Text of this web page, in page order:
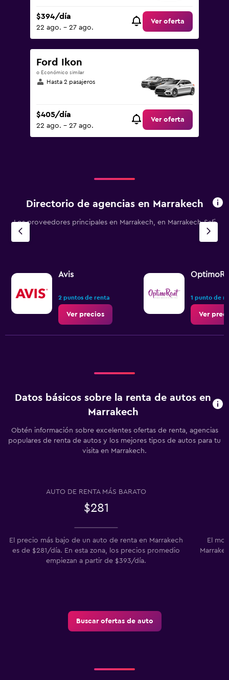
$394/día
22 ago. - 27 ago.
Ver oferta
Ford Ikon
o Económico similar
Hasta 2 pasajeros
$405/día
22 ago. - 27 ago.
Ver oferta
Directorio de agencias en Marrakech
Los proveedores principales en Marrakech, en Marrakech-Safi
Avis
2 puntos de renta
Ver precios
1 punto de
Ver
Datos básicos sobre la renta de autos en
Marrakech
Obtén información sobre excelentes ofertas de renta, agencias
populares de renta de autos y los mejores tipos de autos para tu
visita en Marrakech.
AUTO DE RENTA MÁS BARATO
$281
El precio más bajo de un auto de renta en Marrakech
es de $281/día. En esta zona, los precios promedio
empiezan a partir de $393/día.
El
Buscar ofertas de auto